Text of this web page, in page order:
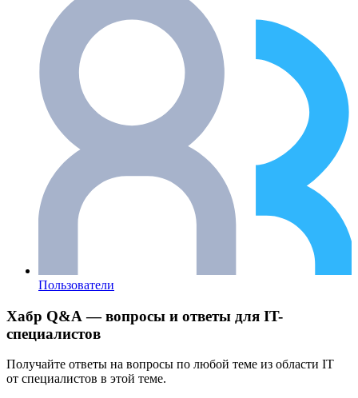
Пользователи
Хабр Q&A — вопросы и ответы для IT-
специалистов
Получайте ответы на вопросы по любой теме из области IT
от специалистов в этой теме.